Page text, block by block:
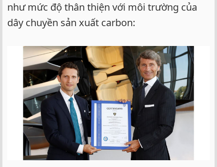
như mức độ thân thiện với môi trường của
dây chuyền sản xuất carbon: